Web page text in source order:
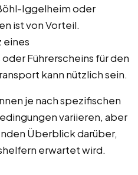
Iggelheim oder
ist von Vorteil.
eines
Führerscheins für den
kann nützlich sein.
je nach spezifischen
variieren, aber
Überblick darüber,
erwartet wird.